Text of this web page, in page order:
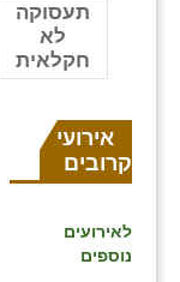
תעסוקה
לא
חקלאית
אירועים
קרובים
לאירועים
נוספים